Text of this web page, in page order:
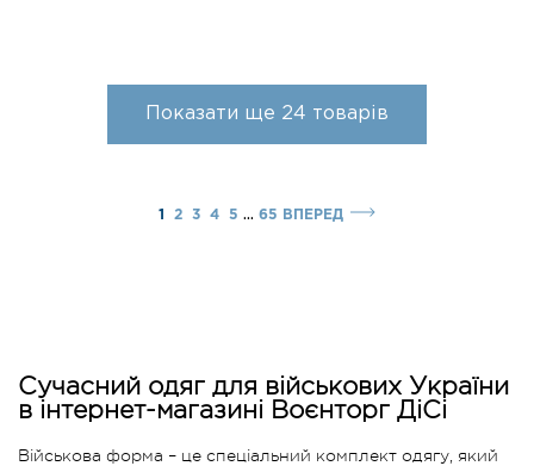
Показати ще 24 товарів
1 2 3 4 5 ... 65 ВПЕРЕД
Сучасний одяг для військових України
в інтернет-магазині Воєнторг ДіСі
Військова форма – це спеціальний комплект одягу, який